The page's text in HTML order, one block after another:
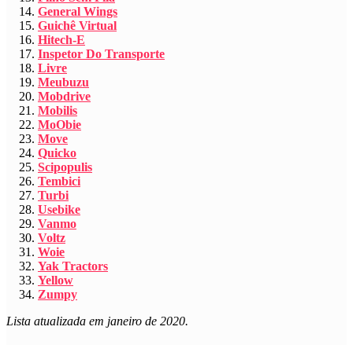
General Wings
Guichê Virtual
Hitech-E
Inspetor Do Transporte
Livre
Meubuzu
Mobdrive
Mobilis
MoObie
Move
Quicko
Scipopulis
Tembici
Turbi
Usebike
Vanmo
Voltz
Woie
Yak Tractors
Yellow
Zumpy
Lista atualizada em janeiro de 2020.